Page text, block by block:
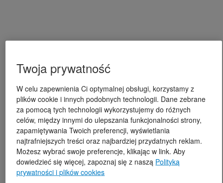
Twoja prywatność
W celu zapewnienia Ci optymalnej obsługi, korzystamy z
plików cookie i innych podobnych technologii. Dane zebrane
za pomocą tych technologii wykorzystujemy do różnych
celów, między innymi do ulepszania funkcjonalności strony,
zapamiętywania Twoich preferencji, wyświetlania
najtrafniejszych treści oraz najbardziej przydatnych reklam.
Możesz wybrać swoje preferencje, klikając w link. Aby
dowiedzieć się więcej, zapoznaj się z naszą Polityką
prywatności i plików cookies